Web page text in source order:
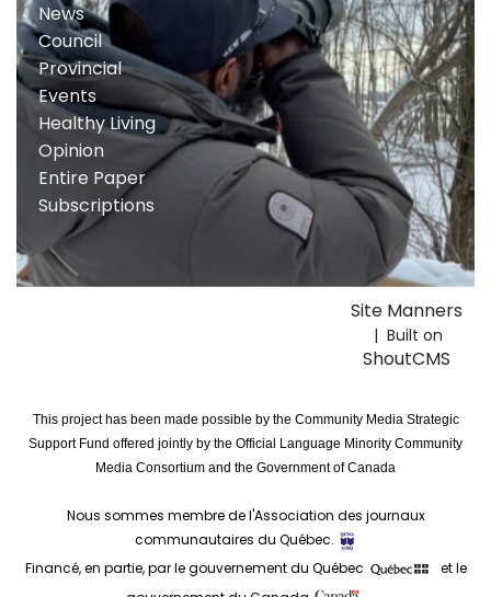
News
Council
Provincial
Events
Healthy Living
Opinion
Entire Paper
Subscriptions
Site Manners
| Built on
ShoutCMS
This project has been made possible by the Community Media Strategic
Support Fund offered jointly by the Official Language Minority Community
Media Consortium and the Government of Canada
Nous sommes membre de l'Association des journaux
communautaires du Québec.
Financé, en partie, par le gouvernement du Québec
et le